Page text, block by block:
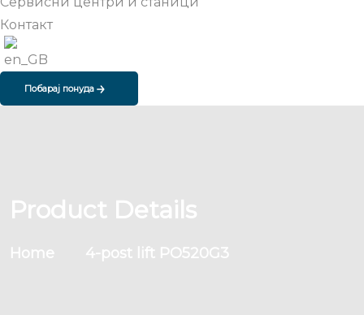
Контакт
Побарај понуда
Product Details
Home 4-post lift PO520G3